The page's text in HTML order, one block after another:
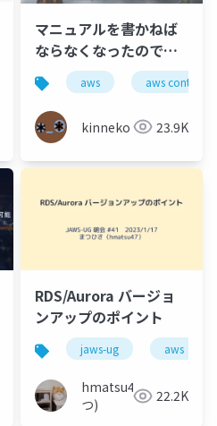
マニュアルを書かねば
ならなくなったので、
ついでにAWS Control
Towerの入門書を書い
てみました。
aws aws control
kinneko 23.9K
web コスト管理
RDS/Aurora バージョ
ンアップのポイント
jaws-ug aws
hmatsu47(ま
つ)
22.2K